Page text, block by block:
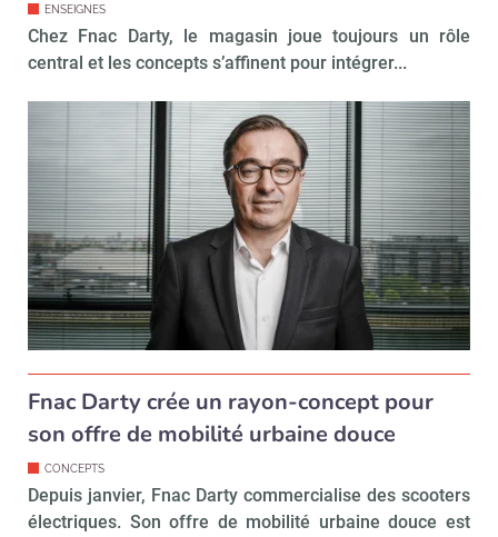
ENSEIGNES
Chez Fnac Darty, le magasin joue toujours un rôle
central et les concepts s’affinent pour intégrer...
Fnac Darty crée un rayon-concept pour
son offre de mobilité urbaine douce
CONCEPTS
Depuis janvier, Fnac Darty commercialise des scooters
électriques. Son offre de mobilité urbaine douce est